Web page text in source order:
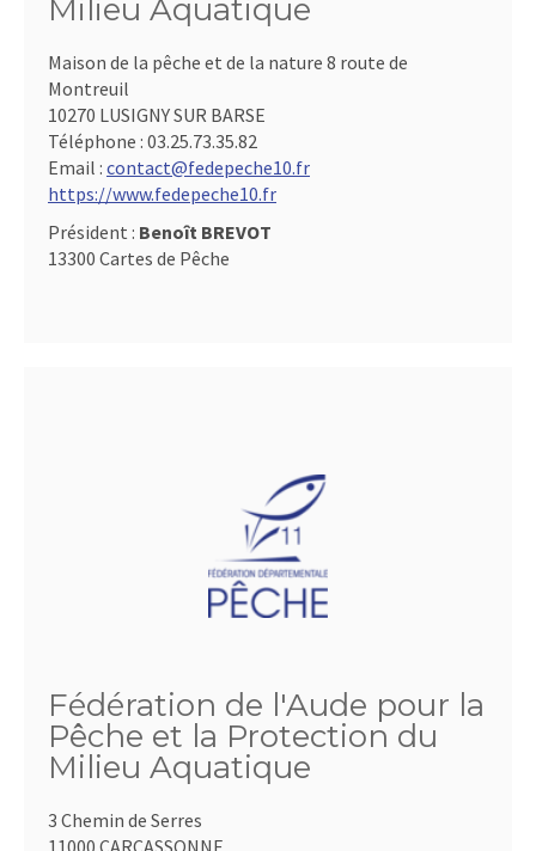
Milieu Aquatique
Maison de la pêche et de la nature 8 route de
Montreuil
10270 LUSIGNY SUR BARSE
Téléphone : 03.25.73.35.82
Email : contact@fedepeche10.fr
https://www.fedepeche10.fr
Président : Benoît BREVOT
13300 Cartes de Pêche
Fédération de l'Aude pour la
Pêche et la Protection du
Milieu Aquatique
3 Chemin de Serres
11000 CARCASSONNE